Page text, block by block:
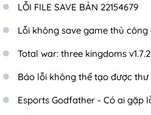
LỖI FILE SAVE BẢN 22154679
Lỗi không save game thủ
Total war: three kingdoms
Báo lỗi không thể tạo được
Esports Godfather - Có ai gặp